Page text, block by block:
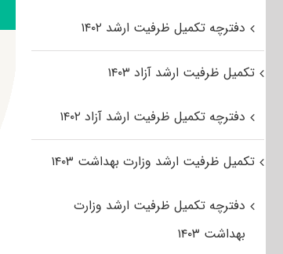
دفترچه تکمیل ظرفیت ارشد ۱۴۰۲
تکمیل ظرفیت ارشد آزاد ۱۴۰۳
دفترچه تکمیل ظرفیت ارشد آزاد ۱۴۰۲
تکمیل ظرفیت ارشد وزارت بهداشت ۱۴۰۳
دفترچه تکمیل ظرفیت ارشد وزارت
بهداشت ۱۴۰۳